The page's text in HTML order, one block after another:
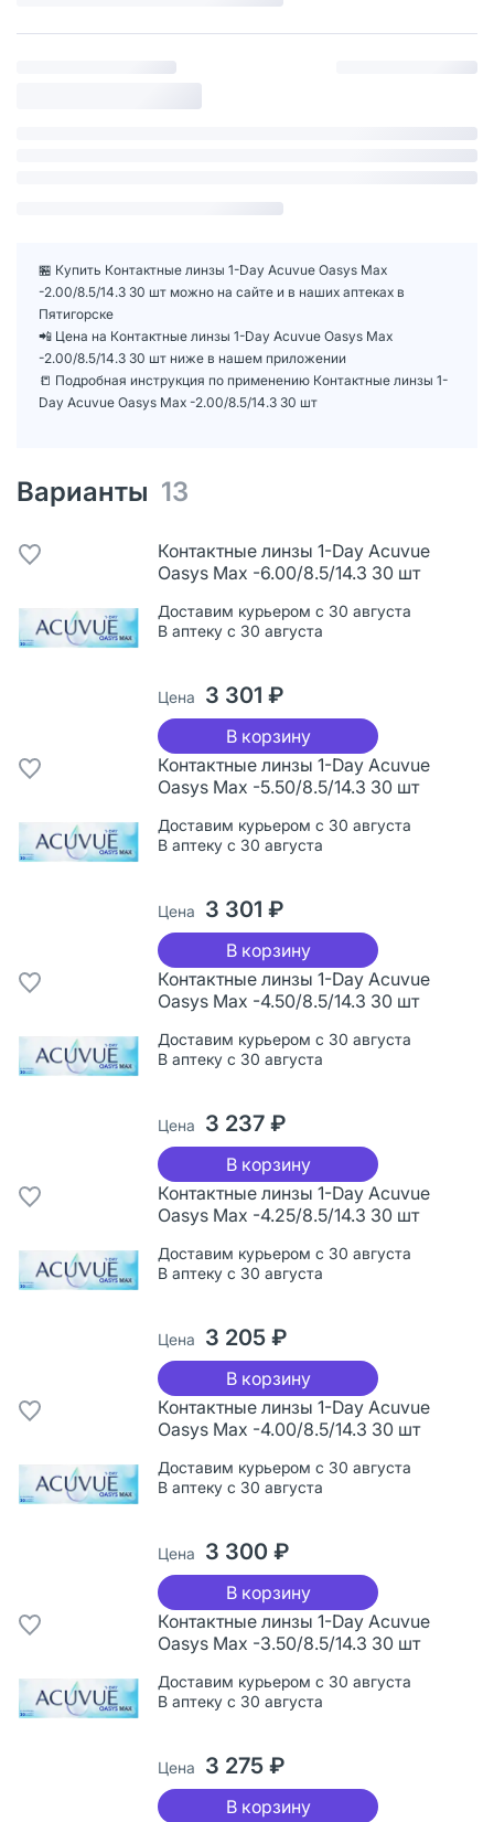
🏪 Купить Контактные линзы 1-Day Acuvue Oasys Max
-2.00/8.5/14.3 30 шт можно на сайте и в наших аптеках в
Пятигорске
📲 Цена на Контактные линзы 1-Day Acuvue Oasys Max
-2.00/8.5/14.3 30 шт ниже в нашем приложении
📒 Подробная инструкция по применению Контактные линзы 1-
Day Acuvue Oasys Max -2.00/8.5/14.3 30 шт
Варианты 13
Контактные линзы 1-Day Acuvue
Oasys Max -6.00/8.5/14.3 30 шт
Доставим курьером с 30 августа
В аптеку с 30 августа
Цена 3 301 ₽
В корзину
Контактные линзы 1-Day Acuvue
Oasys Max -5.50/8.5/14.3 30 шт
Доставим курьером с 30 августа
В аптеку с 30 августа
Цена 3 301 ₽
В корзину
Контактные линзы 1-Day Acuvue
Oasys Max -4.50/8.5/14.3 30 шт
Доставим курьером с 30 августа
В аптеку с 30 августа
Цена 3 237 ₽
В корзину
Контактные линзы 1-Day Acuvue
Oasys Max -4.25/8.5/14.3 30 шт
Доставим курьером с 30 августа
В аптеку с 30 августа
Цена 3 205 ₽
В корзину
Контактные линзы 1-Day Acuvue
Oasys Max -4.00/8.5/14.3 30 шт
Доставим курьером с 30 августа
В аптеку с 30 августа
Цена 3 300 ₽
В корзину
Контактные линзы 1-Day Acuvue
Oasys Max -3.50/8.5/14.3 30 шт
Доставим курьером с 30 августа
В аптеку с 30 августа
Цена 3 275 ₽
В корзину